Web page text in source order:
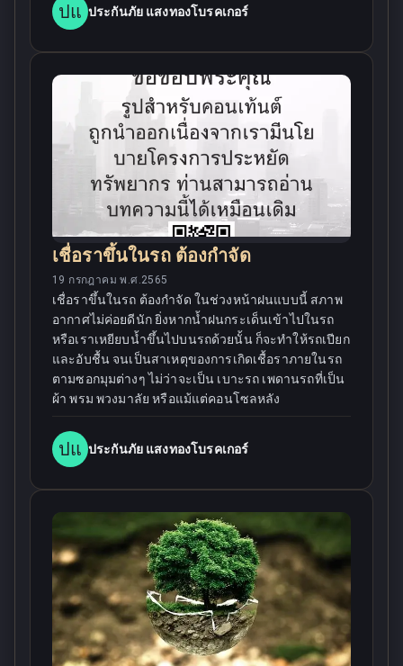
ปแ ประกันภัย แสงทองโบรคเกอร์
เชื่อราขึ้นในรถ ต้องกำจัด
19 กรกฎาคม พ.ศ.2565
เชื่อราขึ้นในรถ ต้องกำจัด ในช่วงหน้าฝนแบบนี้ สภาพ
อากาศไม่ค่อยดีนัก ยิ่งหากน้ำฝนกระเด็นเข้าไปในรถ
หรือเราเหยียบน้ำขึ้นไปบนรถด้วยนั้น ก็จะทำให้รถเปียก
และอับชื้น จนเป็นสาเหตุของการเกิดเชื้อราภายในรถ
ตามซอกมุมต่างๆ ไม่ว่าจะเป็น เบาะรถ เพดานรถที่เป็น
ผ้า พรม พวงมาลัย หรือแม้แต่คอนโซลหลัง
ปแ ประกันภัย แสงทองโบรคเกอร์